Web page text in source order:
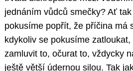
jednáním vůdců smečky? Ať
pokusíme popřít, že příčina má
kdykoliv se pokusíme
zamluvit to, očurat to, vždycky
ještě větší údernou silou. Tak